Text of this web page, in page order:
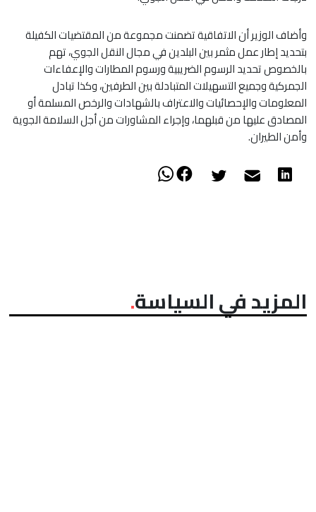
وأضاف الوزير أن الاتفاقية تضمنت مجموعة من المقتضيات الكفيلة
بتحديد إطار عمل مثمر بين البلدين في مجال النقل الجوي، تهم
بالخصوص تحديد الرسوم الضريبية ورسوم المطارات والإعفاءات
الجمركية وجميع التسهيلات المتبادلة بين الطرفين، وكذا تبادل
المعلومات والإحصائيات والاعتراف بالشهادات والرخص المسلمة أو
المصادق عليها من قبلهما، وإجراء المشاورات من أجل السلامة الجوية
وأمن الطيران.
المزيد في السياسة